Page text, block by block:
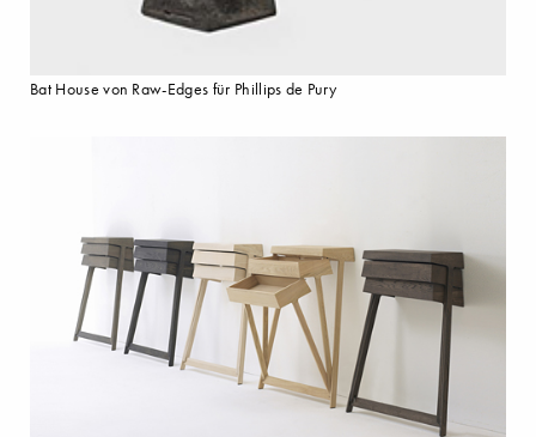
Bat House von Raw-Edges für Phillips de Pury